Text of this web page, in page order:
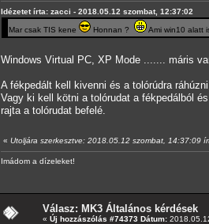
Idézetet írta: zacci - 2018.05.12 szombat, 12:37:02
Mar csak TIS kene Honnan ? Ami win10 alatt
Windows Virtual PC, XP Mode ....... máris
A fékpedált kell kivenni és a tolórúdra
Vagy ki kell kötni a tolórudat a fékpedálból
rajta a tolórudat befelé.
« Utoljára szerkesztve: 2018.05.12 szombat, 14:37:09
Imádom a dízeleket!
Válasz: MK3 Általános kérdések
« Új hozzászólás #74373 Dátum: